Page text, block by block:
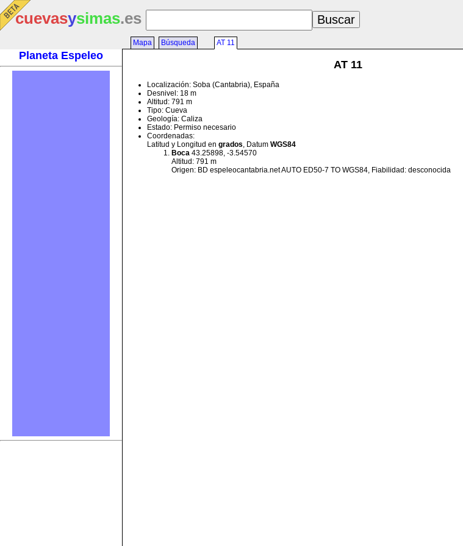
cuevasysimas.es
Planeta Espeleo
Mapa Búsqueda AT 11
AT 11
Localización: Soba (Cantabria), España
Desnivel: 18 m
Altitud: 791 m
Tipo: Cueva
Geología: Caliza
Estado: Permiso necesario
Coordenadas:
Latitud y Longitud en grados, Datum WGS84
Boca 43.25898, -3.54570
Altitud: 791 m
Origen: BD espeleocantabria.net AUTO ED50-7 TO WGS84, Fiabilidad: desconocida